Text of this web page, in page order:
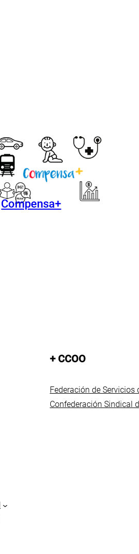
Compensa+
+ CCOO
Federación de Servicios
Confederación Sindical